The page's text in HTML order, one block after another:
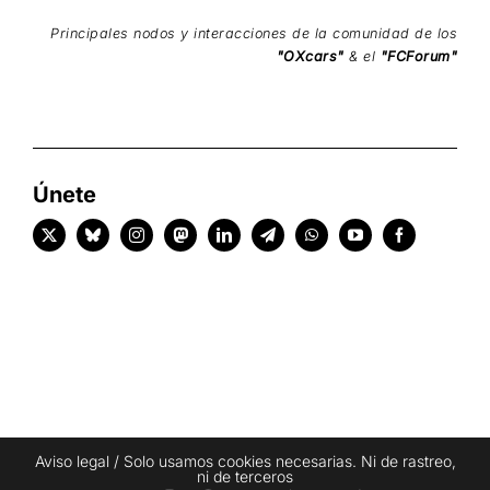
Principales nodos y interacciones de la comunidad de los
"OXcars" & el "FCForum"
Únete
Aviso legal / Solo usamos cookies necesarias. Ni de rastreo,
ni de terceros